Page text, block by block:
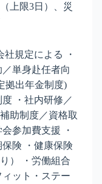
上限3日）、災
規定による ・
単身赴任者向
拠出年金制度)
・社内研修／
助制度／資格取
参加費支援 ・
険 ・健康保険
） ・労働組合
ット・ステー